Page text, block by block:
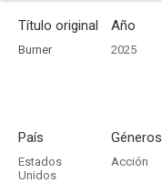
Título original
Burner
Año
2025
País
Estados
Unidos
Géneros
Acción